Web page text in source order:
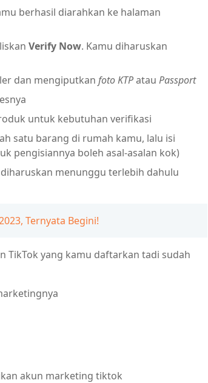
berhasil diarahkan ke halaman
Verify Now. Kamu diharuskan
dan mengiputkan foto KTPatau Passport
untuk kebutuhan verifikasi
satu barang di rumah kamu, lalu isi
pengisiannya boleh asal-asalan kok)
menunggu terlebih dahulu
Ternyata Begini!
TikTok yang kamu daftarkan tadi sudah
akun marketing tiktok